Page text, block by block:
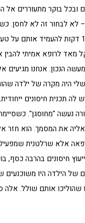
ובכל בוקר מתעוררים אל
לא לבחור זה לא לחסן.
רופא ילדים לוקח 10 דקות להעמיד
מאד לרופא אמיתי
הנכון. אנחנו מגיעים
היה מקרה של ילדה
לה תכנית חיסונים
נעשה "מחוסגן".
את המסמך. הוא חזר
אלא שרלטנית
חיסונים בהרבה כסף,
של הילדה היו משוכנעים
שהוליכו אותם שולל. אלה